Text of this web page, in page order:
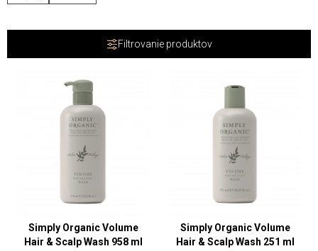
Filtrovanie produktov
Simply Organic Volume
Hair & Scalp Wash 958 ml
Simply Organic Volume
Hair & Scalp Wash 251 ml